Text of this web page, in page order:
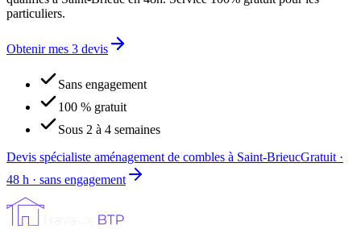
particuliers.
Obtenir mes 3 devis
Sans engagement
100 % gratuit
Sous 2 à 4 semaines
Devis spécialiste aménagement de combles à Saint-BrieucGratuit ·
48 h · sans engagement